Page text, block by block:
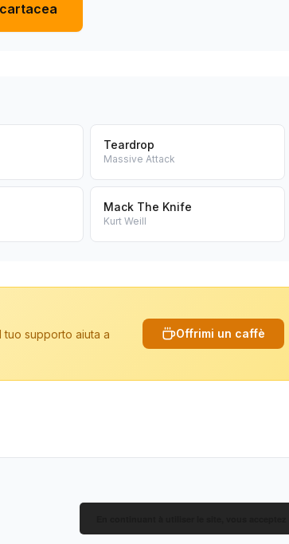
Teardrop
Massive Attack
Mack The Knife
Kurt Weill
tuo supporto aiuta a
Offrimi un caffè